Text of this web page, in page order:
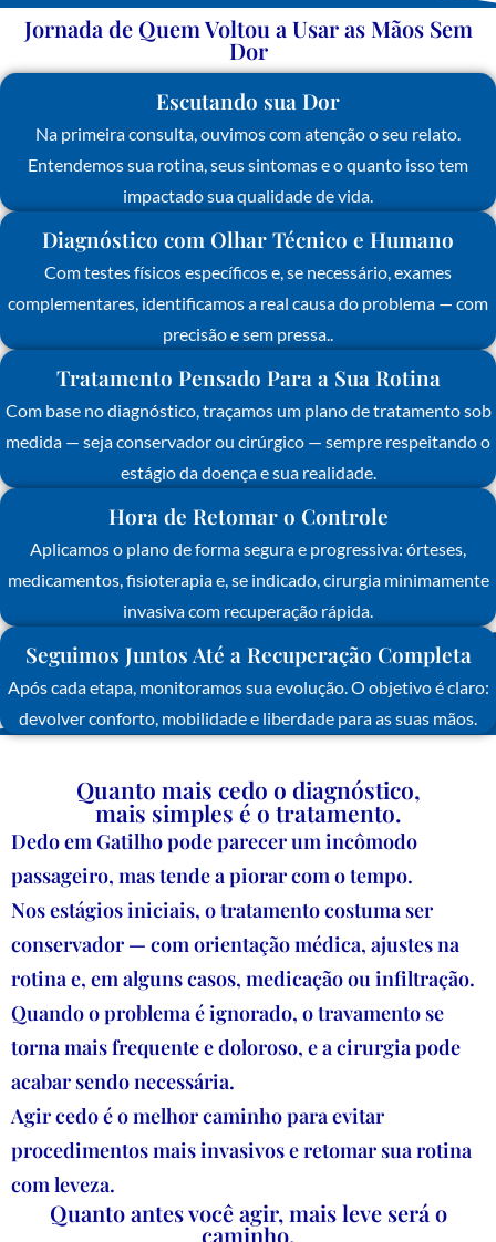
Jornada de Quem Voltou a Usar as Mãos Sem
Dor
Escutando sua Dor
Na primeira consulta, ouvimos com atenção o seu relato.
Entendemos sua rotina, seus sintomas e o quanto isso tem
impactado sua qualidade de vida.
Diagnóstico com Olhar Técnico e Humano
Com testes físicos específicos e, se necessário, exames
complementares, identificamos a real causa do problema — com
precisão e sem pressa..
Tratamento Pensado Para a Sua Rotina
Com base no diagnóstico, traçamos um plano de tratamento sob
medida — seja conservador ou cirúrgico — sempre respeitando o
estágio da doença e sua realidade.
Hora de Retomar o Controle
Aplicamos o plano de forma segura e progressiva: órteses,
medicamentos, fisioterapia e, se indicado, cirurgia minimamente
invasiva com recuperação rápida.
Seguimos Juntos Até a Recuperação Completa
Após cada etapa, monitoramos sua evolução. O objetivo é claro:
devolver conforto, mobilidade e liberdade para as suas mãos.
Quanto mais cedo o diagnóstico,
mais simples é o tratamento.
Dedo em Gatilho pode parecer um incômodo
passageiro, mas tende a piorar com o tempo.
Nos estágios iniciais, o tratamento costuma ser
conservador — com orientação médica, ajustes na
rotina e, em alguns casos, medicação ou infiltração.
Quando o problema é ignorado, o travamento se
torna mais frequente e doloroso, e a cirurgia pode
acabar sendo necessária.
Agir cedo é o melhor caminho para evitar
procedimentos mais invasivos e retomar sua rotina
com leveza.
Quanto antes você agir, mais leve será o
caminho.